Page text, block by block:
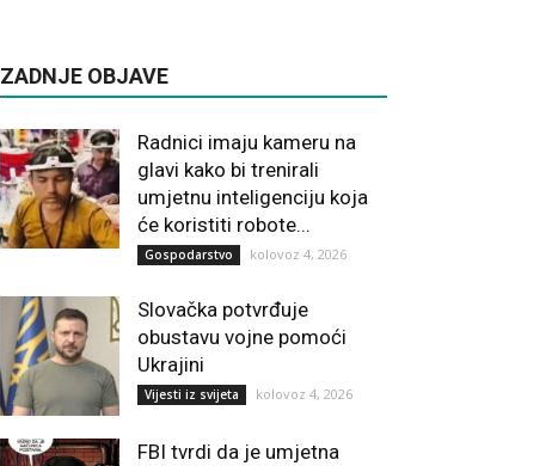
ZADNJE OBJAVE
Radnici imaju kameru na
glavi kako bi trenirali
umjetnu inteligenciju koja
će koristiti robote...
Gospodarstvo kolovoz 4, 2026
Slovačka potvrđuje
obustavu vojne pomoći
Ukrajini
Vijesti iz svijeta kolovoz 4, 2026
FBI tvrdi da je umjetna